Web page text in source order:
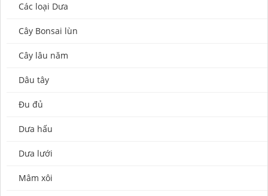
Các loại Dưa
Cây Bonsai lùn
Cây lâu năm
Dâu tây
Đu đủ
Dưa hấu
Dưa lưới
Mâm xôi